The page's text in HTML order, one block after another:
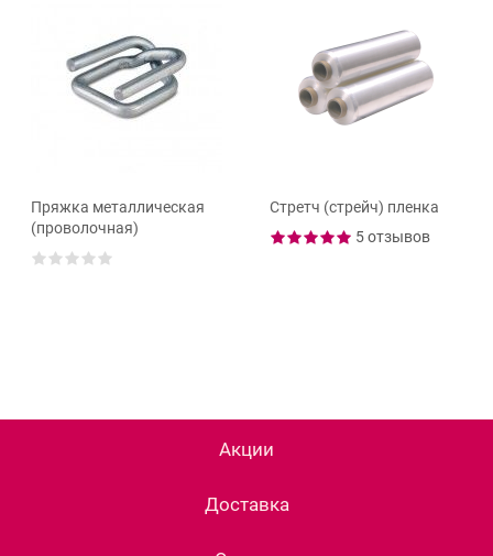
Пряжка металлическая
(проволочная)
Стретч (стрейч) пленка
5 отзывов
Акции
Доставка